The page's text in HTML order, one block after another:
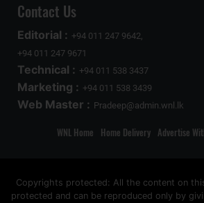
Contact Us
Editorial : +94 011 247 9642,
+94 011 247 9671
Technical : +94 011 538 3437
Marketing : +94 011 538 3439
Web Master : Pradeep@admin.wnl.lk
WNL Home Home Delivery Advertise
Copyrights protected: All the content on
protected and can be reproduced only by